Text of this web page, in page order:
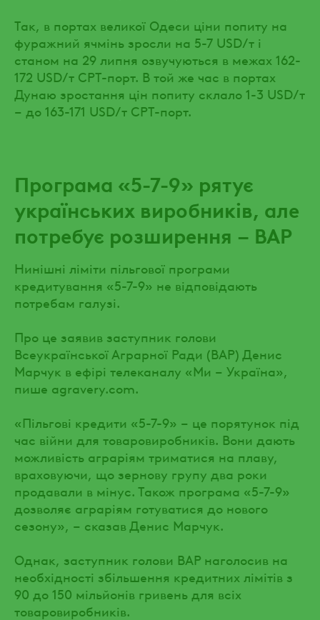
Так, в портах великої Одеси ціни попиту на
фуражний ячмінь зросли на 5-7 USD/т і
станом на 29 липня озвучуються в межах 162-
172 USD/т CPT-порт. В той же час в портах
Дунаю зростання цін попиту склало 1-3 USD/т
– до 163-171 USD/т CPT-порт.
Програма «5-7-9» рятує
українських виробників, але
потребує розширення – ВАР
Нинішні ліміти пільгової програми
кредитування «5-7-9» не відповідають
потребам галузі.
Про це заявив заступник голови
Всеукраїнської Аграрної Ради (ВАР) Денис
Марчук в ефірі телеканалу «Ми – Україна»,
пише agravery.com.
«Пільгові кредити «5-7-9» – це порятунок під
час війни для товаровиробників. Вони дають
можливість аграріям триматися на плаву,
враховуючи, що зернову групу два роки
продавали в мінус. Також програма «5-7-9»
дозволяє аграріям готуватися до нового
сезону», – сказав Денис Марчук.
Однак, заступник голови ВАР наголосив на
необхідності збільшення кредитних лімітів з
90 до 150 мільйонів гривень для всіх
товаровиробників.